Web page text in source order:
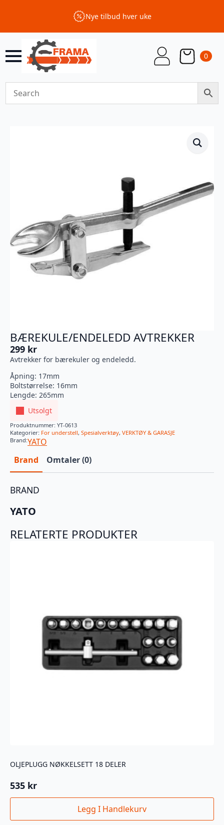
Nye tilbud hver uke
0
BÆREKULE/ENDELEDD AVTREKKER
299 kr
Avtrekker for bærekuler og endeledd.
Åpning: 17mm
Boltstørrelse: 16mm
Lengde: 265mm
Utsolgt
Produktnummer: YT-0613
Kategorier: For understell, Spesialverktøy, VERKTØY & GARASJE
Brand:YATO
Brand
Omtaler (0)
BRAND
YATO
RELATERTE PRODUKTER
OLJEPLUGG NØKKELSETT 18 DELER
535 kr
Legg I Handlekurv